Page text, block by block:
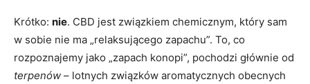
Krótko: nie. CBD jest związkiem chemicznym, który sam
w sobie nie ma „relaksującego zapachu”. To, co
rozpoznajemy jako „zapach konopi”, pochodzi głównie od
terpenów – lotnych związków aromatycznych obecnych